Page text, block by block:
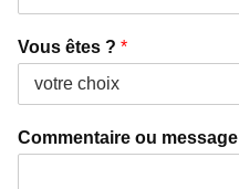
Vous êtes ? *
Commentaire ou message